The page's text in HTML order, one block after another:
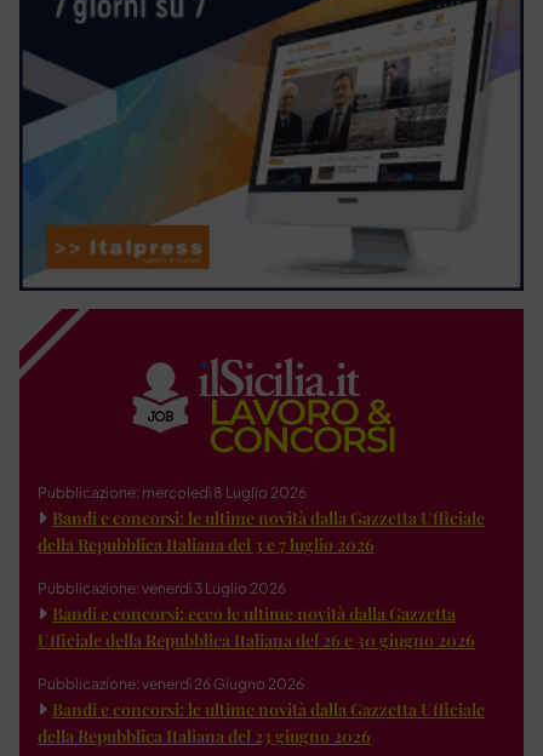
Pubblicazione: mercoledì 8 Luglio 2026
Bandi e concorsi: le ultime novità dalla Gazzetta Ufficiale
della Repubblica Italiana del 3 e 7 luglio 2026
Pubblicazione: venerdì 3 Luglio 2026
Bandi e concorsi: ecco le ultime novità dalla Gazzetta
Ufficiale della Repubblica Italiana del 26 e 30 giugno 2026
Pubblicazione: venerdì 26 Giugno 2026
Bandi e concorsi: le ultime novità dalla Gazzetta Ufficiale
della Repubblica Italiana del 23 giugno 2026